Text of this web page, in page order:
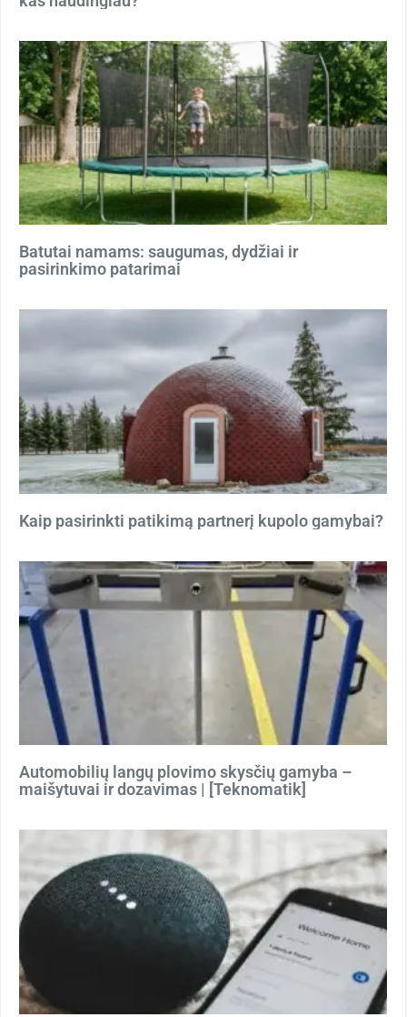
Batutai namams: saugumas, dydžiai ir
pasirinkimo patarimai
Kaip pasirinkti patikimą partnerį kupolo gamybai?
Automobilių langų plovimo skysčių gamyba –
maišytuvai ir dozavimas | [Teknomatik]